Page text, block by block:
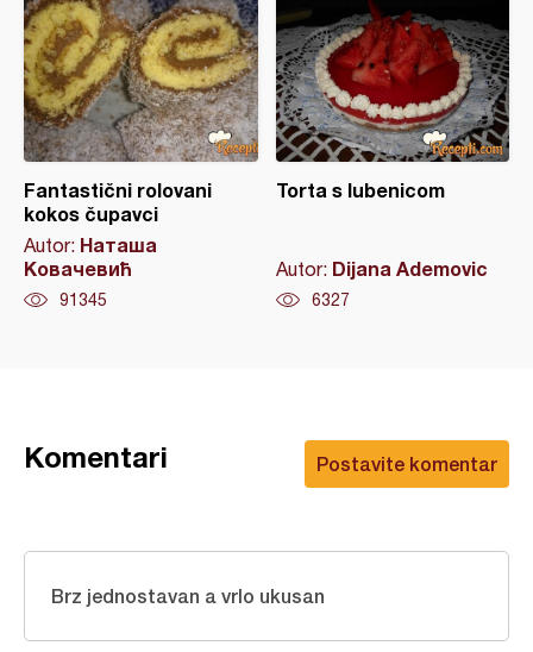
Fantastični rolovani
kokos čupavci
Autor: Наташа
Ковачевић
91345
Torta s lubenicom
Autor: Dijana Ademovic
6327
Postavite komentar
Komentari
Brz jednostavan a vrlo ukusan